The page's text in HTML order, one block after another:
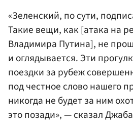
«Зеленский, по сути,
Такие вещи, как [атака на
Владимира Путина], не
и оглядывается. Эти
поездки за рубеж
под честное слово нашего
никогда не будет за ним
это позади», — сказал